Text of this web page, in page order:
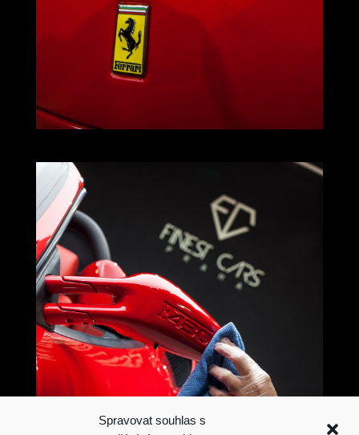
Spravovat souhlas s